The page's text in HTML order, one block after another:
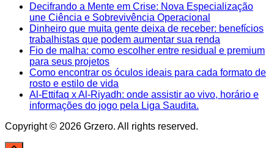
Decifrando a Mente em Crise: Nova Especialização
une Ciência e Sobrevivência Operacional
Dinheiro que muita gente deixa de receber: benefícios
trabalhistas que podem aumentar sua renda
Fio de malha: como escolher entre residual e premium
para seus projetos
Como encontrar os óculos ideais para cada formato de
rosto e estilo de vida
Al-Ettifaq x Al-Riyadh: onde assistir ao vivo, horário e
informações do jogo pela Liga Saudita.
Copyright © 2026 Grzero. All rights reserved.